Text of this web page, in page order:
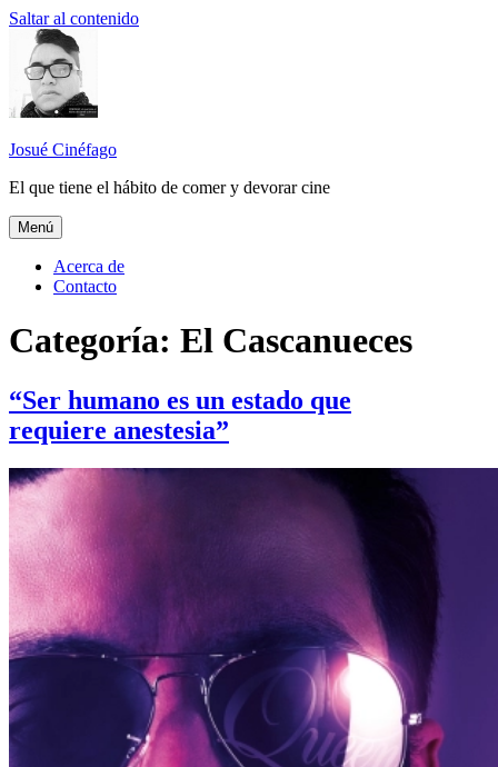
Saltar al contenido
Josué Cinéfago
El que tiene el hábito de comer y devorar cine
Menú
Acerca de
Contacto
Categoría: El Cascanueces
“Ser humano es un estado que
requiere anestesia”